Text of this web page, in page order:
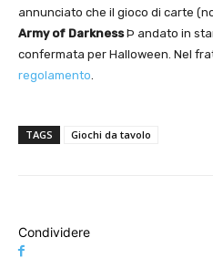
annunciato che il gioco di carte
Army of DarknessÞ andato in
confermata per Halloween. Nel
regolamento.
TAGS Giochi da tavolo
Condividere